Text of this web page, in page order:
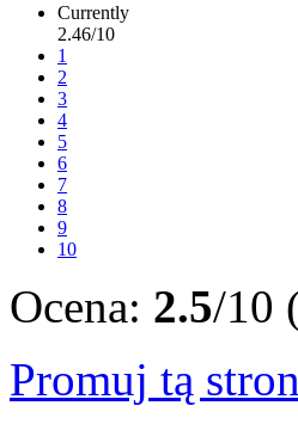
Currently
2.46/10
1
2
3
4
5
6
7
8
9
10
Ocena: 2.5/10
Promuj tą